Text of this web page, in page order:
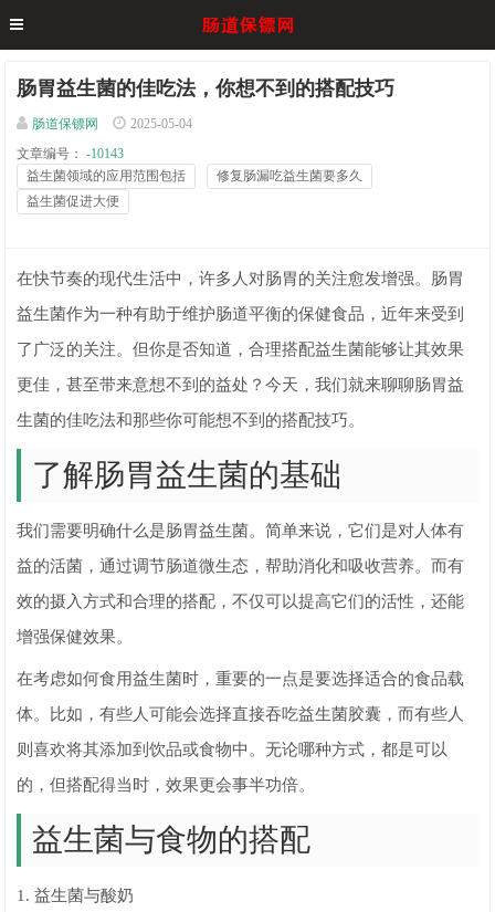
肠胃益生菌的佳吃法，你想不到的搭配技巧
肠道保镖网
2025-05-04
文章编号：
-10143
益生菌领域的应用范围包括
修复肠漏吃益生菌要多久
益生菌促进大便
在快节奏的现代生活中，许多人对肠胃的关注愈发增强。肠胃
益生菌作为一种有助于维护肠道平衡的保健食品，近年来受到
了广泛的关注。但你是否知道，合理搭配益生菌能够让其效果
更佳，甚至带来意想不到的益处？今天，我们就来聊聊肠胃益
生菌的佳吃法和那些你可能想不到的搭配技巧。
了解肠胃益生菌的基础
我们需要明确什么是肠胃益生菌。简单来说，它们是对人体有
益的活菌，通过调节肠道微生态，帮助消化和吸收营养。而有
效的摄入方式和合理的搭配，不仅可以提高它们的活性，还能
增强保健效果。
在考虑如何食用益生菌时，重要的一点是要选择适合的食品载
体。比如，有些人可能会选择直接吞吃益生菌胶囊，而有些人
则喜欢将其添加到饮品或食物中。无论哪种方式，都是可以
的，但搭配得当时，效果更会事半功倍。
益生菌与食物的搭配
1. 益生菌与酸奶